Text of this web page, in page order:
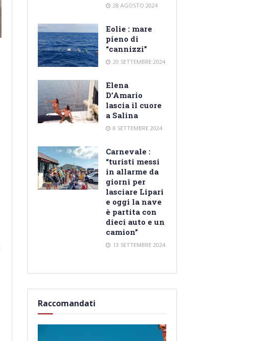
28 AGOSTO 2024
Eolie : mare
pieno di
“cannizzi”
20 SETTEMBRE 2024
Elena
D’Amario
lascia il cuore
a Salina
8 SETTEMBRE 2024
Carnevale :
“turisti messi
in allarme da
giorni per
lasciare Lipari
e oggi la nave
è partita con
dieci auto e un
camion”
13 SETTEMBRE 2024
Raccomandati